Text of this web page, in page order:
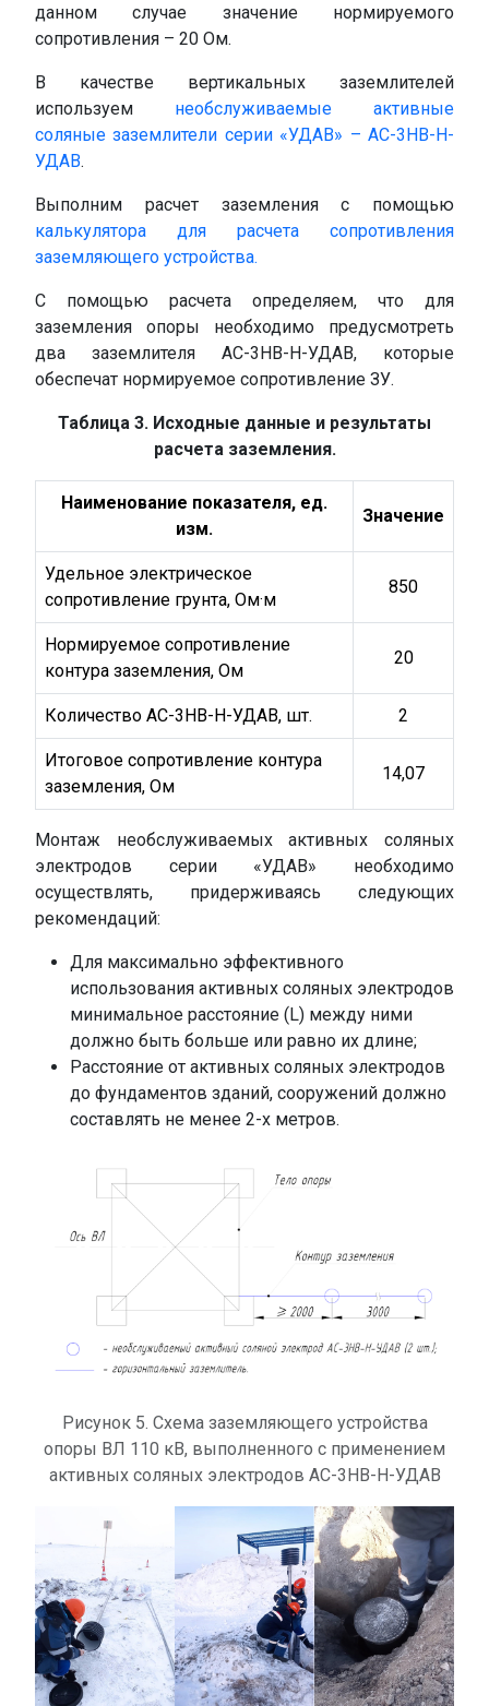
данном случае значение нормируемого
сопротивления – 20 Ом.
В качестве вертикальных заземлителей
используем необслуживаемые активные
соляные заземлители серии «УДАВ» – АС-3НВ-Н-
УДАВ.
Выполним расчет заземления с помощью
калькулятора для расчета сопротивления
заземляющего устройства.
С помощью расчета определяем, что для
заземления опоры необходимо предусмотреть
два заземлителя АС-3НВ-Н-УДАВ, которые
обеспечат нормируемое сопротивление ЗУ.
Таблица 3. Исходные данные и результаты
расчета заземления.
Наименование показателя, ед.
изм.
Значение
Удельное электрическое
сопротивление грунта, Ом·м
850
Нормируемое сопротивление
контура заземления, Ом
20
Количество АС-3НВ-Н-УДАВ, шт. 2
Итоговое сопротивление контура
заземления, Ом
14,07
Монтаж необслуживаемых активных соляных
электродов серии «УДАВ» необходимо
осуществлять, придерживаясь следующих
рекомендаций:
Для максимально эффективного
использования активных соляных электродов
минимальное расстояние (L) между ними
должно быть больше или равно их длине;
Расстояние от активных соляных электродов
до фундаментов зданий, сооружений должно
составлять не менее 2-х метров.
Рисунок 5. Схема заземляющего устройства
опоры ВЛ 110 кВ, выполненного с применением
активных соляных электродов АС-3НВ-Н-УДАВ